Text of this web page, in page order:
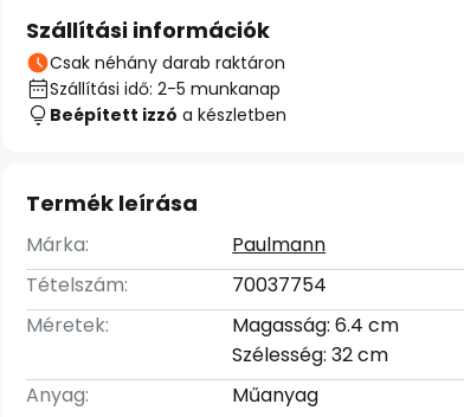
Szállítási információk
Csak néhány darab raktáron
Szállítási idő: 2-5 munkanap
Beépített izzó a készletben
Termék leírása
Márka:
Paulmann
Tételszám:
70037754
Méretek:
Magasság: 6.4 cm
Szélesség: 32 cm
Anyag:
Műanyag